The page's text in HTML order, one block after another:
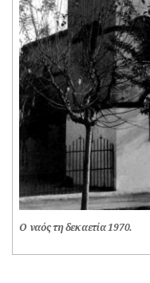
Ο ναός τη δεκαετία 1970.